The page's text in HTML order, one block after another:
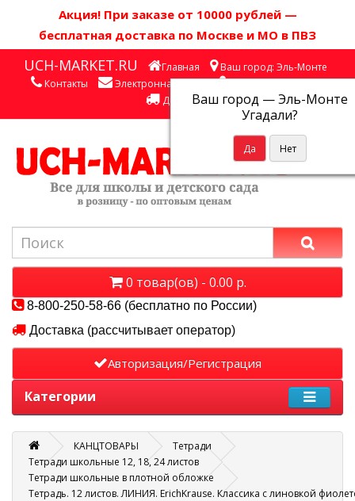
Акция! При заказе от 10000 рублей —
бесплатная доставка по Москве и МО в ПВЗ
UCH-MARKET.RU Главная Ваш город: Эль-Монте
Ваш город —Эль-Монте
Угадали?
Контакты Электронная почта
Личный кабинет
Доставка
0 товар(ов) - 0.00 р.
8-800-250-58-66 (бесплатно по России)
Доставка (рассчитывает оператор)
Авторизация/Регистрация
Категории
КАНЦТОВАРЫ
Тетради
Тетради школьные 12, 18, 24 листов
Тетради школьные в плотной обложке
Тетрадь. 12 листов. ЛИНИЯ. ErichKrause. Классика с линовкой